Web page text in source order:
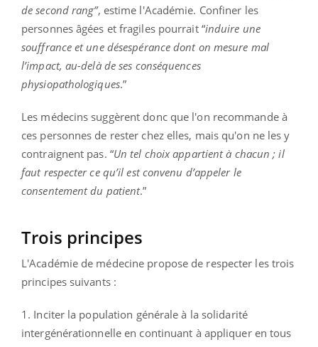
de second rang”, estime l'Académie. Confiner les
personnes âgées et fragiles pourrait “induire une
souffrance et une désespérance dont on mesure mal
l’impact, au-delà de ses conséquences
physiopathologiques.”
Les médecins suggèrent donc que l'on recommande à
ces personnes de rester chez elles, mais qu'on ne les y
contraignent pas. “Un tel choix appartient à chacun ; il
faut respecter ce qu’il est convenu d’appeler le
consentement du patient.”
Trois principes
L'Académie de médecine propose de respecter les trois
principes suivants :
1. Inciter la population générale à la solidarité
intergénérationnelle en continuant à appliquer en tous